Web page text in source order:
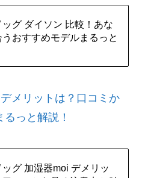
ッグ ダイソン 比較！あな
うおすすめモデルまるっと
メリットは？口コミか
っと解説！
ッグ 加湿器moi デメリッ